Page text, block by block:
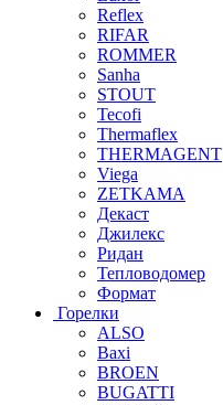
Reflex
RIFAR
ROMMER
Sanha
STOUT
Tecofi
Thermaflex
THERMAGENT
Viega
ZETKAMA
Декаст
Джилекс
Ридан
Тепловодомер
Формат
Горелки
ALSO
Baxi
BROEN
BUGATTI